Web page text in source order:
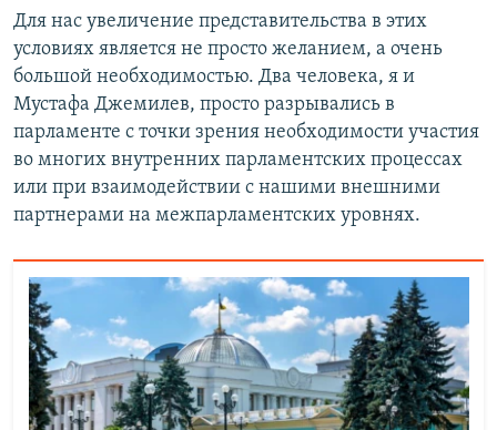
Для нас увеличение представительства в этих
условиях является не просто желанием, а очень
большой необходимостью. Два человека, я и
Мустафа Джемилев, просто разрывались в
парламенте с точки зрения необходимости участия
во многих внутренних парламентских процессах
или при взаимодействии с нашими внешними
партнерами на межпарламентских уровнях.